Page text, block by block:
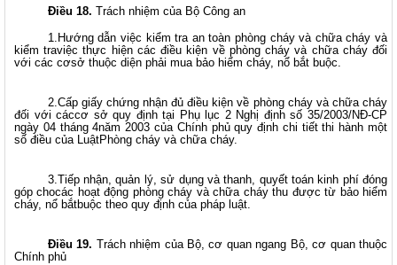
Điều 18. Trách nhiệm của Bộ Công an
1.Hướng dẫn việc kiểm tra an toàn phòng cháy và chữa cháy và
kiểm traviệc thực hiện các điều kiện về phòng cháy và chữa cháy đối
với các cơsở thuộc diện phải mua bảo hiểm cháy, nổ bắt buộc.
2.Cấp giấy chứng nhận đủ điều kiện về phòng cháy và chữa cháy
đối với cáccơ sở quy định tại Phụ lục 2 Nghị định số 35/2003/NĐ-CP
ngày 04 tháng 4năm 2003 của Chính phủ quy định chi tiết thi hành một
số điều của LuậtPhòng cháy và chữa cháy.
3.Tiếp nhận, quản lý, sử dụng và thanh, quyết toán kinh phí đóng
góp chocác hoạt động phòng cháy và chữa cháy thu được từ bảo hiểm
cháy, nổ bắtbuộc theo quy định của pháp luật.
Điều 19. Trách nhiệm của Bộ, cơ quan ngang Bộ, cơ quan thuộc
Chính phủ